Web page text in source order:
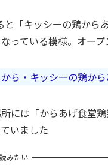
と「キッシーの鶏から
っている模様。オープ
から・キッシーの鶏か
には「からあげ食堂
いました
みたい